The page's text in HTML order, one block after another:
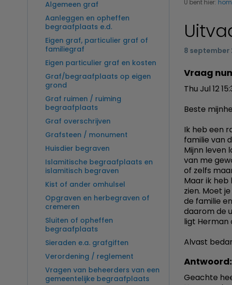
Algemeen graf
Aanleggen en opheffen
begraafplaats e.d.
Eigen graf, particulier graf of
familiegraf
Eigen particulier graf en kosten
Graf/begraafplaats op eigen
grond
Graf ruimen / ruiming
begraafplaats
Graf overschrijven
Grafsteen / monument
Huisdier begraven
Islamitische begraafplaats en
islamitisch begraven
Kist of ander omhulsel
Opgraven en herbegraven of
cremeren
Sluiten of opheffen
begraafplaats
Sieraden e.a. grafgiften
Verordening / reglement
Vragen van beheerders van een
gemeentelijke begraafplaats
U bent hier:
8 september
Vraag
Thu Jul 12
Beste
Ik heb een
familie van
Mijnn leven
van me
of zelfs
Maar ik heb
zien. Moet
de familie
daarom de
ligt Herman
Alvast
Antwoord:
Geachte